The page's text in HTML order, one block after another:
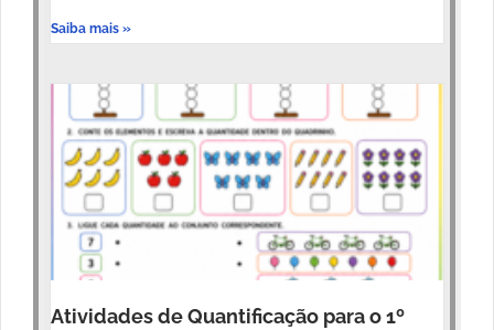
Saiba mais »
Atividades de Quantificação para o 1º